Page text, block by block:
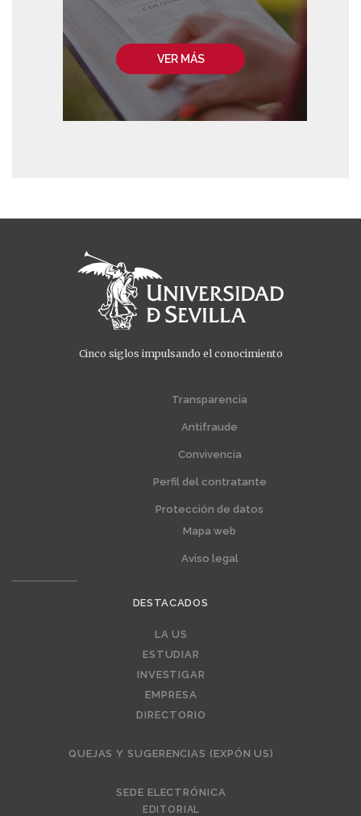
VER MÁS
Cinco siglos impulsando el conocimiento
Transparencia
Antifraude
Convivencia
Perfil del contratante
Protección de datos
Mapa web
Aviso legal
DESTACADOS
LA US
ESTUDIAR
INVESTIGAR
EMPRESA
DIRECTORIO
QUEJAS Y SUGERENCIAS (EXPÓN US)
SEDE ELECTRÓNICA
EDITORIAL